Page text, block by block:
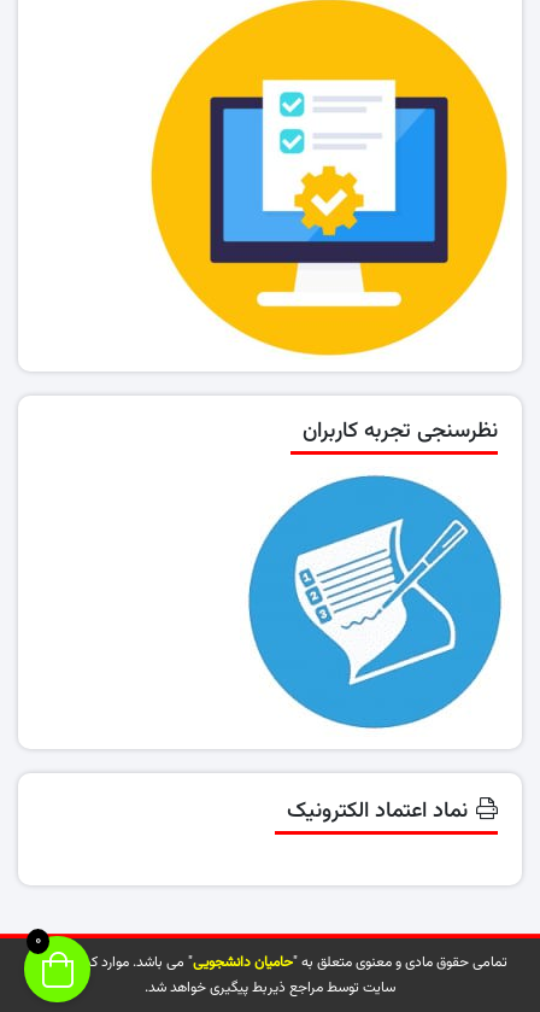
نظرسنجی تجربه کاربران
نماد اعتماد الکترونیک
تمامی حقوق مادی و معنوی متعلق به "حامیان دانشجویی" می باشد. موارد کپی شده از
سایت توسط مراجع ذیربط پیگیری خواهد شد.
0